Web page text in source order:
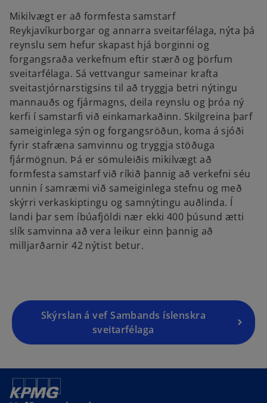
Mikilvægt er að formfesta samstarf
Reykjavíkurborgar og annarra sveitarfélaga, nýta þá
reynslu sem hefur skapast hjá borginni og
forgangsraða verkefnum eftir stærð og þörfum
sveitarfélaga. Sá vettvangur sameinar krafta
sveitastjórnarstigsins til að tryggja betri nýtingu
mannauðs og fjármagns, deila reynslu og þróa ný
kerfi í samstarfi við einkamarkaðinn. Skilgreina þarf
sameiginlega sýn og forgangsröðun, koma á sjóði
fyrir stafræna samvinnu og tryggja stöðuga
fjármögnun. Þá er sömuleiðis mikilvægt að
formfesta samstarf við ríkið þannig að verkefni séu
unnin í samræmi við sameiginlega stefnu og með
skýrri verkaskiptingu og samnýtingu auðlinda. Í
landi þar sem íbúafjöldi nær ekki 400 þúsund ætti
slík samvinna að vera leikur einn þannig að
milljarðarnir 42 nýtist betur.
Skýrslan á vef Sambands íslenskra
sveitarfélaga